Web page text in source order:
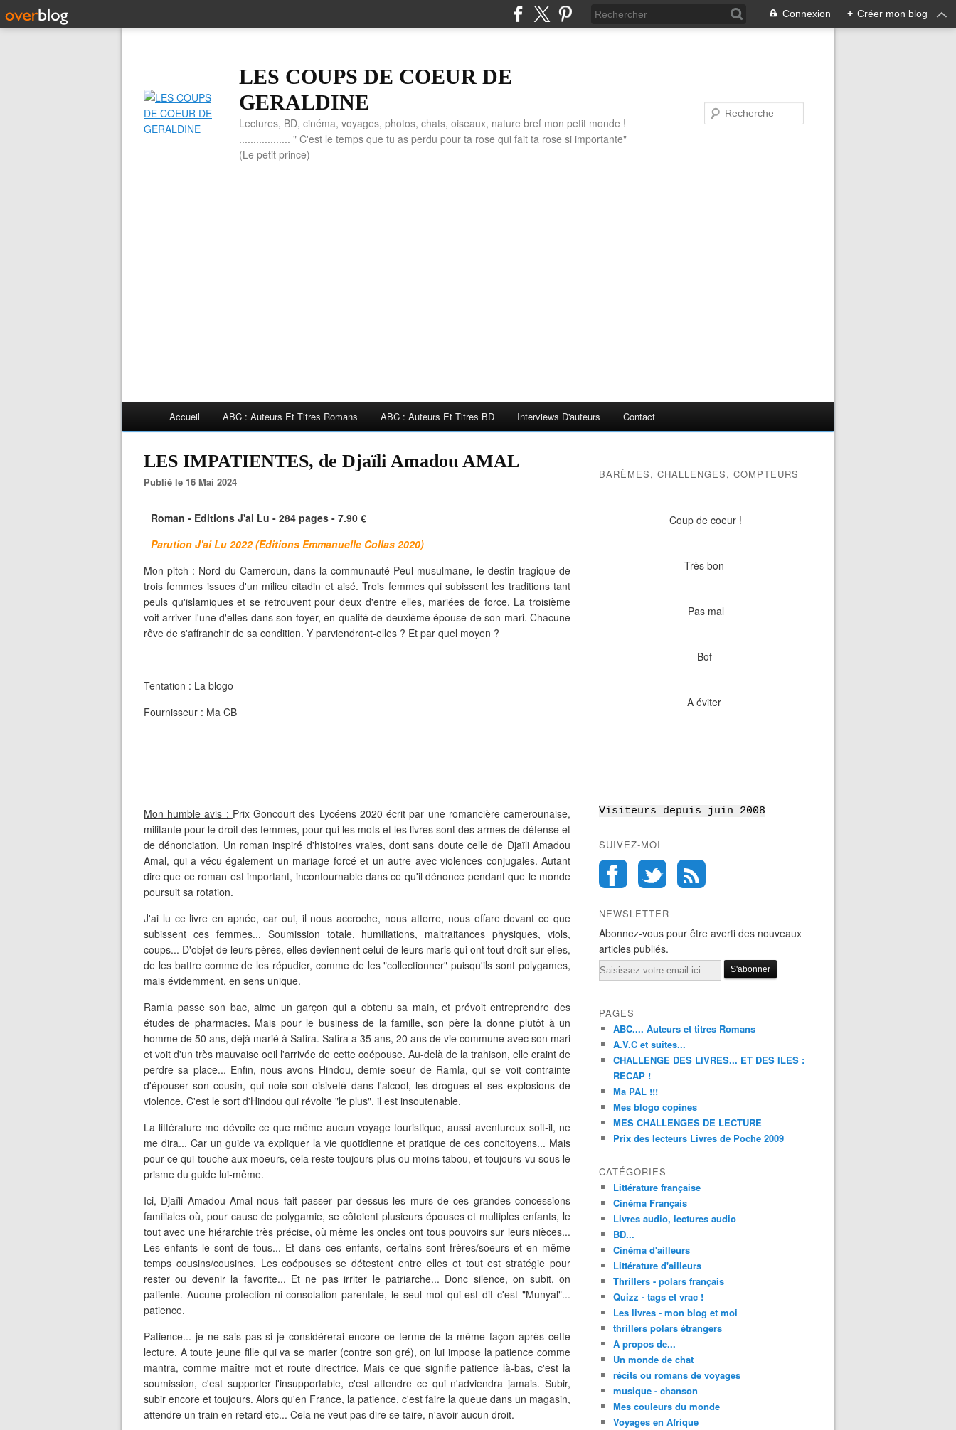
Connexion + Créer mon blog
LES COUPS DE COEUR DE
GERALDINE
Lectures, BD, cinéma, voyages, photos, chats, oiseaux, nature bref mon petit monde !
.................. " C'est le temps que tu as perdu pour ta rose qui fait ta rose si importante"
(Le petit prince)
Accueil ABC : Auteurs Et Titres Romans ABC : Auteurs Et Titres BD Interviews D'auteurs Contact
LES IMPATIENTES, de Djaïli Amadou AMAL
Publié le 16 Mai 2024
Roman - Editions J'ai Lu - 284 pages - 7.90 €
Parution J'ai Lu 2022 (Editions Emmanuelle Collas 2020)
Mon pitch : Nord du Cameroun, dans la communauté Peul musulmane, le destin tragique de
trois femmes issues d'un milieu citadin et aisé. Trois femmes qui subissent les traditions tant
peuls qu'islamiques et se retrouvent pour deux d'entre elles, mariées de force. La troisième
voit arriver l'une d'elles dans son foyer, en qualité de deuxième épouse de son mari. Chacune
rêve de s'affranchir de sa condition. Y parviendront-elles ? Et par quel moyen ?
Tentation : La blogo
Fournisseur : Ma CB
Mon humble avis : Prix Goncourt des Lycéens 2020 écrit par une romancière camerounaise,
militante pour le droit des femmes, pour qui les mots et les livres sont des armes de défense et
de dénonciation. Un roman inspiré d'histoires vraies, dont sans doute celle de Djaïli Amadou
Amal, qui a vécu également un mariage forcé et un autre avec violences conjugales. Autant
dire que ce roman est important, incontournable dans ce qu'il dénonce pendant que le monde
poursuit sa rotation.
J'ai lu ce livre en apnée, car oui, il nous accroche, nous atterre, nous effare devant ce que
subissent ces femmes... Soumission totale, humiliations, maltraitances physiques, viols,
coups... D'objet de leurs pères, elles deviennent celui de leurs maris qui ont tout droit sur elles,
de les battre comme de les répudier, comme de les "collectionner" puisqu'ils sont polygames,
mais évidemment, en sens unique.
Ramla passe son bac, aime un garçon qui a obtenu sa main, et prévoit entreprendre des
études de pharmacies. Mais pour le business de la famille, son père la donne plutôt à un
homme de 50 ans, déjà marié à Safira. Safira a 35 ans, 20 ans de vie commune avec son mari
et voit d'un très mauvaise oeil l'arrivée de cette coépouse. Au-delà de la trahison, elle craint de
perdre sa place... Enfin, nous avons Hindou, demie soeur de Ramla, qui se voit contrainte
d'épouser son cousin, qui noie son oisiveté dans l'alcool, les drogues et ses explosions de
violence. C'est le sort d'Hindou qui révolte "le plus", il est insoutenable.
La littérature me dévoile ce que même aucun voyage touristique, aussi aventureux soit-il, ne
me dira... Car un guide va expliquer la vie quotidienne et pratique de ces concitoyens... Mais
pour ce qui touche aux moeurs, cela reste toujours plus ou moins tabou, et toujours vu sous le
prisme du guide lui-même.
Ici, Djaïli Amadou Amal nous fait passer par dessus les murs de ces grandes concessions
familiales où, pour cause de polygamie, se côtoient plusieurs épouses et multiples enfants, le
tout avec une hiérarchie très précise, où même les oncles ont tous pouvoirs sur leurs nièces...
Les enfants le sont de tous... Et dans ces enfants, certains sont frères/soeurs et en même
temps cousins/cousines. Les coépouses se détestent entre elles et tout est stratégie pour
rester ou devenir la favorite... Et ne pas irriter le patriarche... Donc silence, on subit, on
patiente. Aucune protection ni consolation parentale, le seul mot qui est dit c'est "Munyal"...
patience.
Patience... je ne sais pas si je considérerai encore ce terme de la même façon après cette
lecture. A toute jeune fille qui va se marier (contre son gré), on lui impose la patience comme
mantra, comme maître mot et route directrice. Mais ce que signifie patience là-bas, c'est la
soumission, c'est supporter l'insupportable, c'est attendre ce qui n'adviendra jamais. Subir,
subir encore et toujours. Alors qu'en France, la patience, c'est faire la queue dans un magasin,
attendre un train en retard etc... Cela ne veut pas dire se taire, n'avoir aucun droit.
BARÈMES, CHALLENGES, COMPTEURS
Coup de coeur !
Très bon
Pas mal
Bof
A éviter
Visiteurs depuis juin 2008
SUIVEZ-MOI
NEWSLETTER
Abonnez-vous pour être averti des nouveaux
articles publiés.
Email
PAGES
ABC.... Auteurs et titres Romans
A.V.C et suites...
CHALLENGE DES LIVRES... ET DES ILES :
RECAP !
Ma PAL !!!
Mes blogo copines
MES CHALLENGES DE LECTURE
Prix des lecteurs Livres de Poche 2009
CATÉGORIES
Littérature française
Cinéma Français
Livres audio, lectures audio
BD...
Cinéma d'ailleurs
Littérature d'ailleurs
Thrillers - polars français
Quizz - tags et vrac !
Les livres - mon blog et moi
thrillers polars étrangers
A propos de...
Un monde de chat
récits ou romans de voyages
musique - chanson
Mes couleurs du monde
Voyages en Afrique